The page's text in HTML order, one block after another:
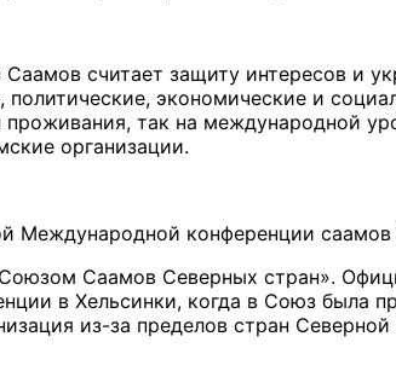
считает защиту интересов и
экономические и
так на международной
организации.
Международной конференции саамов
Саамов Северных стран».
в Хельсинки, когда в Союз была
из-за пределов стран